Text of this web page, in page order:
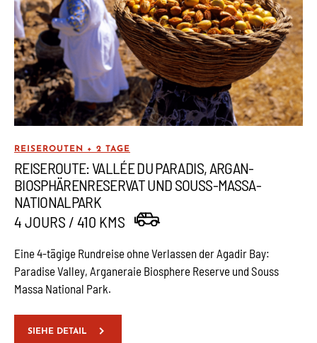
REISEROUTEN + 2 TAGE
REISEROUTE: VALLÉE DU PARADIS, ARGAN-
BIOSPHÄRENRESERVAT UND SOUSS-MASSA-
NATIONALPARK
4 JOURS / 410 KMS
Eine 4-tägige Rundreise ohne Verlassen der Agadir Bay:
Paradise Valley, Arganeraie Biosphere Reserve und Souss
Massa National Park.
SIEHE DETAIL